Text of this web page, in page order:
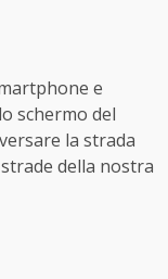
e
schermo del
la strada
della nostra